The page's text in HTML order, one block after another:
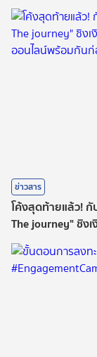
ข่าวสาร
โค้งสุดท้ายแล้ว! กั
The journey" ชิง
ออนไลน์พร้อมกัน